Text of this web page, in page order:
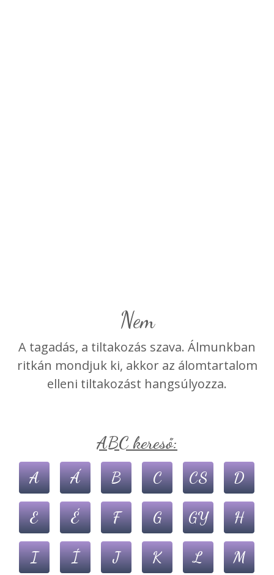
Nem
A tagadás, a tiltakozás szava. Álmunkban
ritkán mondjuk ki, akkor az álomtartalom
elleni tiltakozást hangsúlyozza.
ABC kereső:
A Á B C CS D
E É F G GY H
I Í J K L M